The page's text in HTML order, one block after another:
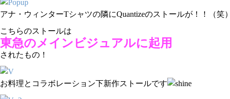
アナ・ウィンターTシャツの隣にQuantizeのストールが！！（笑）
こちらのストールは
東急のメインビジュアルに起用
されたもの！
お料理とコラボレーション下新作ストールです